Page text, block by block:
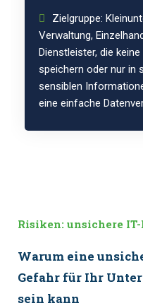
Zielgruppe:
Verwaltung,
Dienstleister, die
speichern oder nur in
sensiblen
eine einfache
Risiken: unsichere
Warum eine
Gefahr für Ihr
sein kann